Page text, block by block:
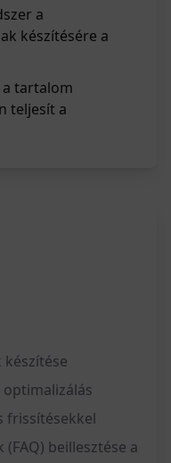
a
készítésére a
a tartalom
teljesít a
frissítésekkel
beillesztése a